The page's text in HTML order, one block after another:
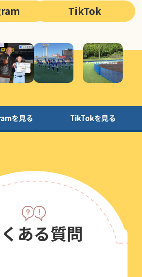
を見る
TikTok
TikTokを見る
ある質問